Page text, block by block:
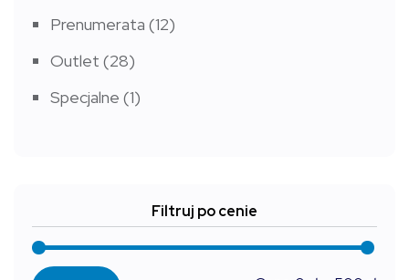
Prenumerata (12)
Outlet (28)
Specjalne (1)
Filtruj po cenie